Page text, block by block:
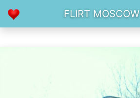
FLIRT MOSCOW